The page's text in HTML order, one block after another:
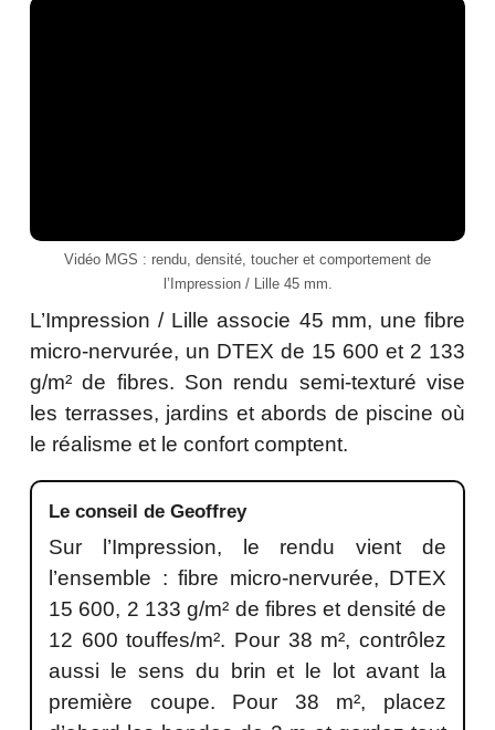
Vidéo MGS : rendu, densité, toucher et comportement de
l’Impression / Lille 45 mm.
L’Impression / Lille associe 45 mm, une fibre
micro-nervurée, un DTEX de 15 600 et 2 133
g/m² de fibres. Son rendu semi-texturé vise
les terrasses, jardins et abords de piscine où
le réalisme et le confort comptent.
Le conseil de Geoffrey
Sur l’Impression, le rendu vient de
l’ensemble : fibre micro-nervurée, DTEX
15 600, 2 133 g/m² de fibres et densité de
12 600 touffes/m². Pour 38 m², contrôlez
aussi le sens du brin et le lot avant la
première coupe. Pour 38 m², placez